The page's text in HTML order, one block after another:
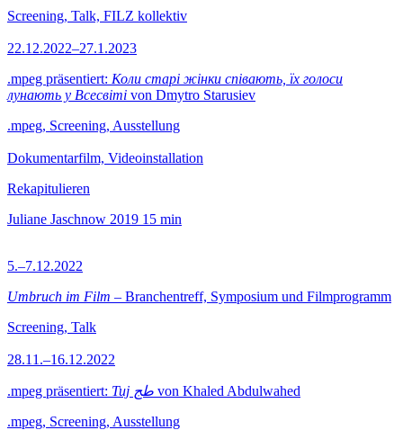
Screening, Talk, FILZ kollektiv
22.12.2022–27.1.2023
.mpeg präsentiert: Коли старі жінки співають, їх голоси
лунають у Всесвіті von Dmytro Starusiev
.mpeg, Screening, Ausstellung
Dokumentarfilm, Videoinstallation
Rekapitulieren
Juliane Jaschnow 2019 15 min
5.–7.12.2022
Umbruch im Film – Branchentreff, Symposium und Filmprogramm
Screening, Talk
28.11.–16.12.2022
.mpeg präsentiert: Tuj طج von Khaled Abdulwahed
.mpeg, Screening, Ausstellung